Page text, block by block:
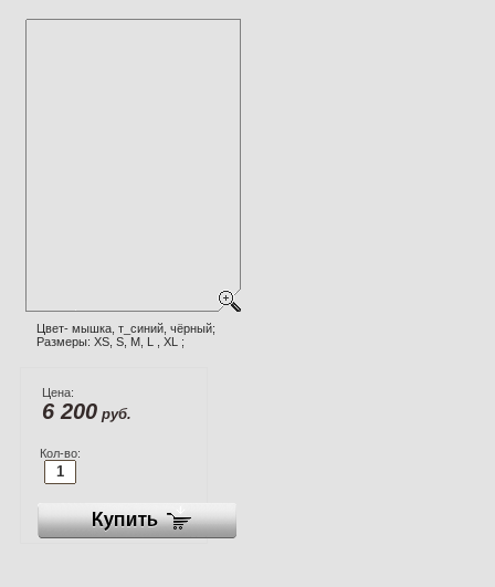
Цвет- мышка, т_синий, чёрный;
Размеры: XS, S, M, L , XL ;
Цена:
6 200 руб.
Кол-во: